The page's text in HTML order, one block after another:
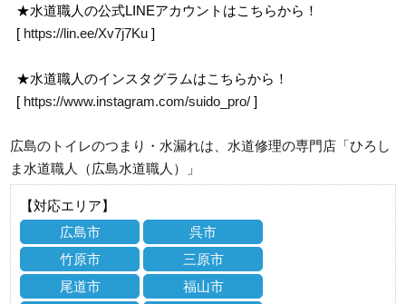
★水道職人の公式LINEアカウントはこちらから！
[ https://lin.ee/Xv7j7Ku ]
★水道職人のインスタグラムはこちらから！
[ https://www.instagram.com/suido_pro/ ]
広島のトイレのつまり・水漏れは、水道修理の専門店「ひろし
ま水道職人（広島水道職人）」
【対応エリア】
広島市
呉市
竹原市
三原市
尾道市
福山市